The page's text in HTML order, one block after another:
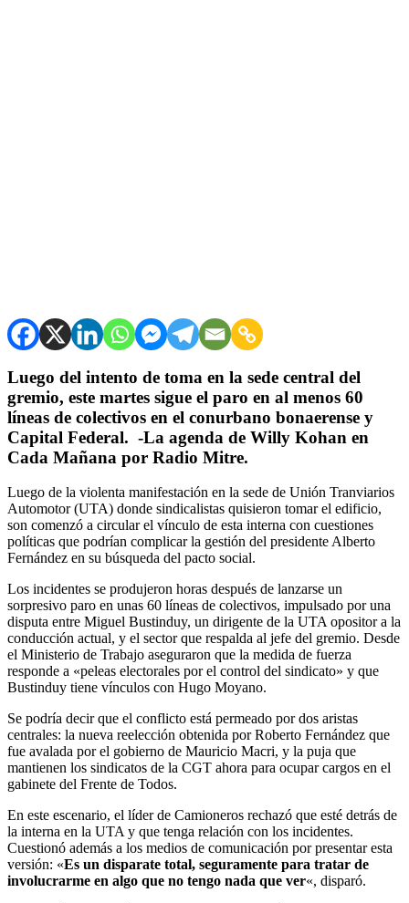
Luego del intento de toma en la sede central del
gremio, este martes sigue el paro en al menos 60
líneas de colectivos en el conurbano bonaerense y
Capital Federal. -La agenda de Willy Kohan en
Cada Mañana por Radio Mitre.
Luego de la violenta manifestación en la sede de Unión Tranviarios
Automotor (UTA) donde sindicalistas quisieron tomar el edificio,
son comenzó a circular el vínculo de esta interna con cuestiones
políticas que podrían complicar la gestión del presidente Alberto
Fernández en su búsqueda del pacto social.
Los incidentes se produjeron horas después de lanzarse un
sorpresivo paro en unas 60 líneas de colectivos, impulsado por una
disputa entre Miguel Bustinduy, un dirigente de la UTA opositor a la
conducción actual, y el sector que respalda al jefe del gremio. Desde
el Ministerio de Trabajo aseguraron que la medida de fuerza
responde a «peleas electorales por el control del sindicato» y que
Bustinduy tiene vínculos con Hugo Moyano.
Se podría decir que el conflicto está permeado por dos aristas
centrales: la nueva reelección obtenida por Roberto Fernández que
fue avalada por el gobierno de Mauricio Macri, y la puja que
mantienen los sindicatos de la CGT ahora para ocupar cargos en el
gabinete del Frente de Todos.
En este escenario, el líder de Camioneros rechazó que esté detrás de
la interna en la UTA y que tenga relación con los incidentes.
Cuestionó además a los medios de comunicación por presentar esta
versión: «Es un disparate total, seguramente para tratar de
involucrarme en algo que no tengo nada que ver«, disparó.